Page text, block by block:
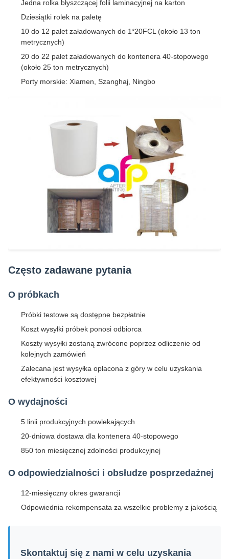
Jedna rolka błyszczącej folii laminacyjnej na karton
Dziesiątki rolek na paletę
10 do 12 palet załadowanych do 1*20FCL (około 13 ton
metrycznych)
20 do 22 palet załadowanych do kontenera 40-stopowego
(około 25 ton metrycznych)
Porty morskie: Xiamen, Szanghaj, Ningbo
Często zadawane pytania
O próbkach
Próbki testowe są dostępne bezpłatnie
Koszt wysyłki próbek ponosi odbiorca
Koszty wysyłki zostaną zwrócone poprzez odliczenie od
kolejnych zamówień
Zalecana jest wysyłka opłacona z góry w celu uzyskania
efektywności kosztowej
O wydajności
5 linii produkcyjnych powlekających
20-dniowa dostawa dla kontenera 40-stopowego
850 ton miesięcznej zdolności produkcyjnej
O odpowiedzialności i obsłudze posprzedażnej
12-miesięczny okres gwarancji
Odpowiednia rekompensata za wszelkie problemy z jakością
Skontaktuj się z nami w celu uzyskania